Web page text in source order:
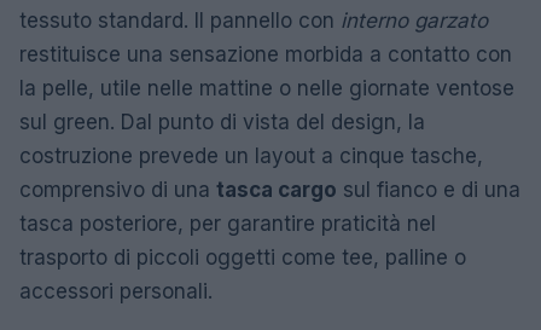
tessuto standard. Il pannello con interno garzato
restituisce una sensazione morbida a contatto con
la pelle, utile nelle mattine o nelle giornate ventose
sul green. Dal punto di vista del design, la
costruzione prevede un layout a cinque tasche,
comprensivo di una tasca cargo sul fianco e di una
tasca posteriore, per garantire praticità nel
trasporto di piccoli oggetti come tee, palline o
accessori personali.